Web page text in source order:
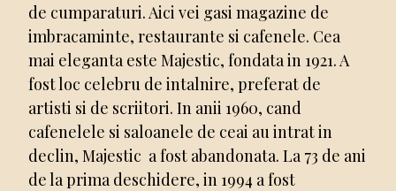
de cumparaturi. Aici vei gasi magazine de
imbracaminte, restaurante si cafenele. Cea
mai eleganta este Majestic, fondata in 1921. A
fost loc celebru de intalnire, preferat de
artisti si de scriitori. In anii 1960, cand
cafenelele si saloanele de ceai au intrat in
declin, Majestic a fost abandonata. La 73 de ani
de la prima deschidere, in 1994 a fost